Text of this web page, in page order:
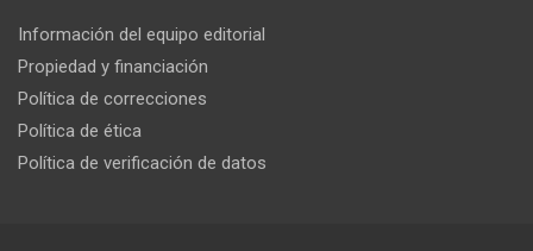
Información del equipo editorial
Propiedad y financiación
Política de correcciones
Política de ética
Política de verificación de datos